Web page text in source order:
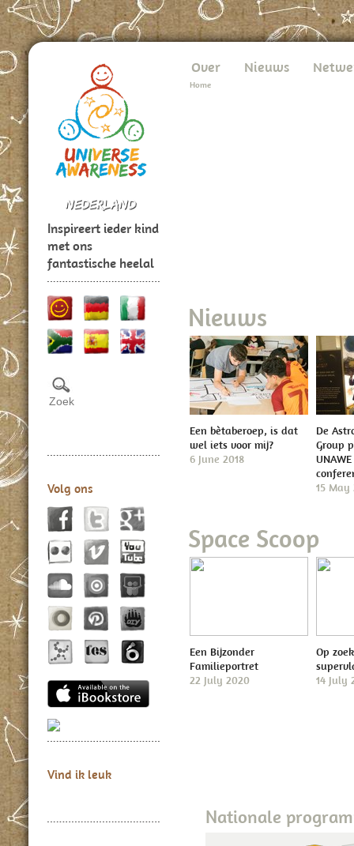
Inspireert ieder kind
met ons
fantastische heelal
Volg ons
Vind ik leuk
Over Nieuws
Home
Nieuws
Een bètaberoep, is dat
wel iets voor mij?
6 June 2018
De
Group
15 May
Space Scoop
Een Bijzonder
Familieportret
22 July 2020
Op
14 July
Nationale